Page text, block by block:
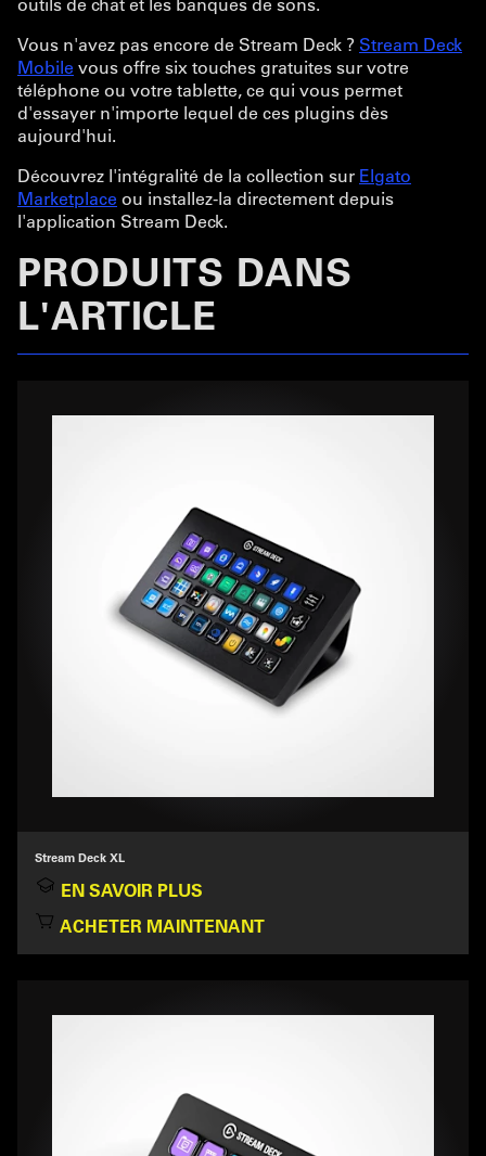
Vous n'avez pas encore de Stream Deck ? Stream Deck
Mobile vous offre six touches gratuites sur votre
téléphone ou votre tablette, ce qui vous permet
d'essayer n'importe lequel de ces plugins dès
aujourd'hui.
Découvrez l'intégralité de la collection sur Elgato
Marketplace ou installez-la directement depuis
l'application Stream Deck.
PRODUITS DANS
L'ARTICLE
Stream Deck XL
EN SAVOIR PLUS
ACHETER MAINTENANT